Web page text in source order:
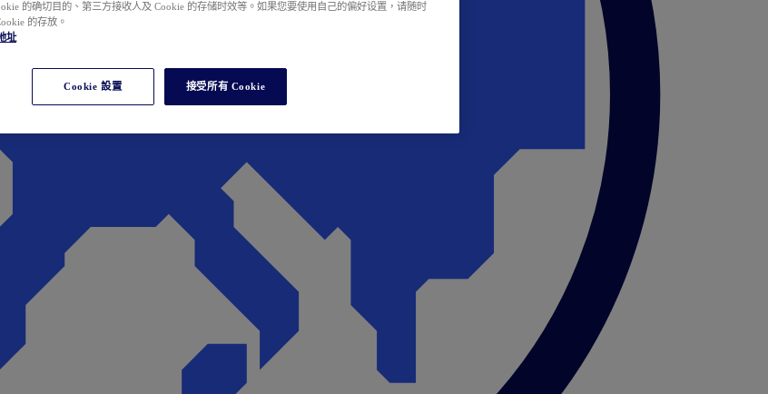
的确切目的、第三方接收人及 Cookie 的存储时效等。如果您要使用自己的偏好设置，请随时
的存放。
址
Cookie 設置 接受所有 Cookie